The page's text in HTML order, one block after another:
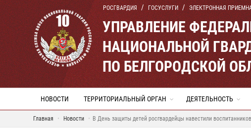
РОСГВАРДИЯ ГОСУСЛУГИ ЭЛЕКТРОННАЯ
УПРАВЛЕНИЕ
НАЦИОНАЛЬНОЙ
ПО БЕЛГОРОДСКОЙ
НОВОСТИ ТЕРРИТОРИАЛЬНЫЙ ОРГАН ДЕЯТЕЛЬНОСТЬ
Главная Новости В День защиты детей росгвардейцы навестили